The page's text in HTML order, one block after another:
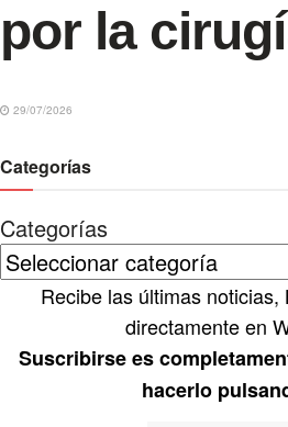
por la
29/07/2026
Categorías
Categorías
Recibe las últimas
directamente en
Suscribirse es
hacerlo